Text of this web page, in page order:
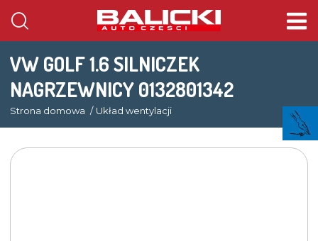
VW GOLF 1.6 SILNICZEK
NAGRZEWNICY 0132801342
Strona domowa Układ wentylacji